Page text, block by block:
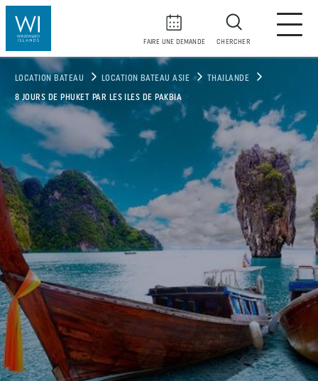
FAIRE UNE DEMANDE CHERCHER
LOCATION BATEAU LOCATION BATEAU ASIE THAILANDE
8 JOURS DE PHUKET PAR LES ILES DE PAKBIA